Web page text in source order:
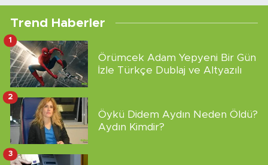
Trend Haberler
Örümcek Adam Yepyeni Bir Gün
İzle Türkçe Dublaj ve Altyazılı
1
Öykü Didem Aydın Neden Öldü?
Aydın Kimdir?
2
3